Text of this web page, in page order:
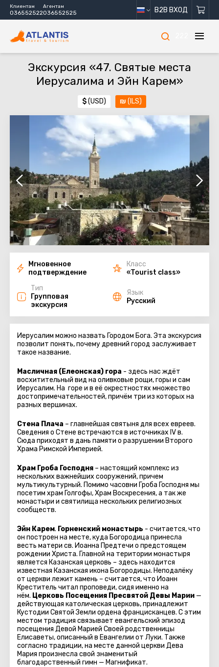
Клиентам
036552522
Агентам
036552525 B2B ВХОД
Экскурсия «47. Святые места
Иерусалима и Эйн Карем»
$(USD) ₪ (ILS)
Мгновенное
подтверждение
Класс
«Tourist class»
Тип
Групповая
экскурсия
Язык
Русский
Иерусалим можно назвать Городом Бога. Эта экскурсия
позволит понять, почему древний город заслуживает
такое название.
Масличная (Елеонская) гора - здесь нас ждёт
восхитительный вид на оливковые рощи, горы и сам
Иерусалим. На горе и в её окрестностях множество
достопримечательностей, причём три из которых на
разных вершинах.
Стена Плача – главнейшая святыня для всех евреев.
Сведения о Стене встречаются в источниках IV в.
Сюда приходят в дань памяти о разрушении Второго
Храма Римской Империей.
Храм Гроба Господня – настоящий комплекс из
нескольких важнейших сооружений, причем
мультикультурный. Помимо часовни Гроба Господня мы
посетим храм Голгофы, Храм Воскресения, а так же
монастыри и святилища нескольких религиозных
сообществ.
Эйн Карем. Горненский монастырь - считается, что
он построен на месте, куда Богородица принесла
весть матери св. Иоанна Предтечи о предстоящем
рождении Христа. Главной на територии монастыря
является Казанская церковь – здесь находится
известная Казанская икона Богородицы. Неподалёку
от церкви лежит камень – считается, что Иоанн
Креститель читал проповеди, сидя именно на
нём. Церковь Посещения Пресвятой Девы Марии —
действующая католическая церковь, принадлежит
Кустодии Святой Земли ордена францисканцев. С этим
местом традиция связывает евангельский эпизод
посещения Девой Марией Своей родственницы
Елисаветы, описанный в Евангелии от Луки. Также
согласно традиции, на месте данной церкви Дева
Мария произнесла свой знаменитый
благодарственный гимн — Магнификат.